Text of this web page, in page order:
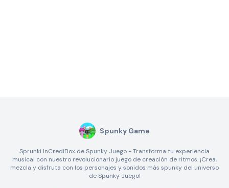
Spunky Game
Sprunki InCrediBox de Spunky Juego - Transforma tu experiencia
musical con nuestro revolucionario juego de creación de ritmos. ¡Crea,
mezcla y disfruta con los personajes y sonidos más spunky del universo
de Spunky Juego!